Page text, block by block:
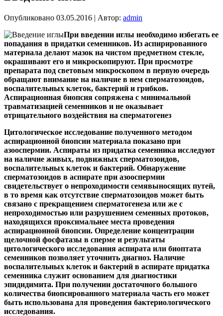
Опубликовано 03.05.2016 | Автор: admin
При введении иглы необходимо избегать ее
попадания в придатки семенников. Из аспирированного
материала делают мазок на чистом предметном стекле,
окрашивают его и микроскопируют. При просмотре
препарата под световым микроскопом в первую очередь
обращают внимание на наличие в нем сперматозоидов,
воспалительных клеток, бактерий и грибков.
Аспирационная биопсия сопряжена с минимальной
травматизацией семенников и не оказывает
отрицательного воздействия на сперматогенез
Цитологическое исследование полученного методом
аспирационной биопсии материала показано при
азооспермии. Аспираты из придатка семенника исследуют
на наличие живых, подвижных сперматозоидов,
воспалительных клеток и бактерий. Обнаружение
сперматозоидов в аспирате при азооспермии
свидетельствует о непроходимости семявыносящих путей,
в то время как отсутствие сперматозоидов может быть
связано с прекращением сперматогенеза или же с
непроходимостью или разрушением семенных протоков,
находящихся проксимальнее места проведения
аспирационной биопсии. Определение концентрации
щелочной фосфатазы в сперме и результаты
цитологического исследования аспирата или биоптата
семенников позволяет уточнить диагноз. Наличие
воспалительных клеток и бактерий в аспирате придатка
семенника служит основанием для диагностики
эпидидимита. При получении достаточного большого
количества биопсированного материала часть его может
быть использована для проведения бактериологического
исследования.